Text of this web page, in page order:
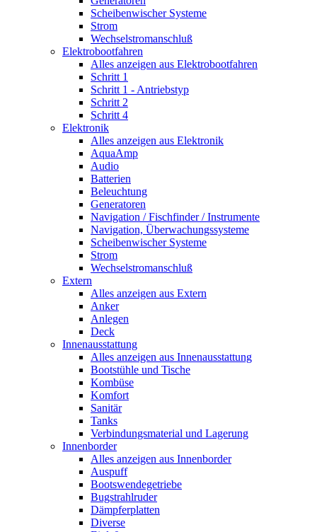
Scheibenwischer Systeme
Strom
Wechselstromanschluß
Elektrobootfahren
Alles anzeigen aus Elektrobootfahren
Schritt 1
Schritt 1 - Antriebstyp
Schritt 2
Schritt 4
Elektronik
Alles anzeigen aus Elektronik
AquaAmp
Audio
Batterien
Beleuchtung
Generatoren
Navigation / Fischfinder / Instrumente
Navigation, Überwachungssysteme
Scheibenwischer Systeme
Strom
Wechselstromanschluß
Extern
Alles anzeigen aus Extern
Anker
Anlegen
Deck
Innenausstattung
Alles anzeigen aus Innenausstattung
Bootstühle und Tische
Kombüse
Komfort
Sanitär
Tanks
Verbindungsmaterial und Lagerung
Innenborder
Alles anzeigen aus Innenborder
Auspuff
Bootswendegetriebe
Bugstrahlruder
Dämpferplatten
Diverse